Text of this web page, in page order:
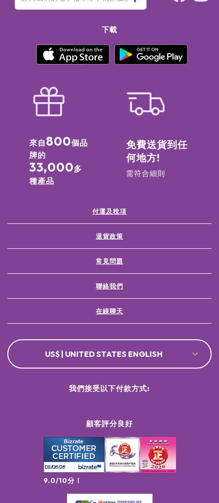
下載
來自 800個品
牌的
33,000多
種產品
免費送貨到任
何地方!
需符合細則
付運及稅項
退貨政策
常見問題
聯絡我們
在線聊天
US$ | UNITED STATES ENGLISH
顧客評分良好
9.0/10分！
我們接受以下付款方式: